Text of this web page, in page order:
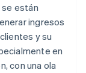
se están
ingresos
y su
en
con una ola